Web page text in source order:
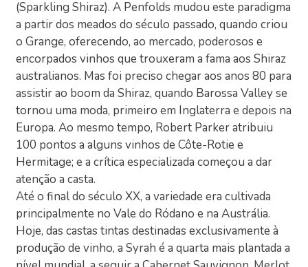
(Sparkling Shiraz). A Penfolds mudou este paradigma
a partir dos meados do século passado, quando criou
o Grange, oferecendo, ao mercado, poderosos e
encorpados vinhos que trouxeram a fama aos Shiraz
australianos. Mas foi preciso chegar aos anos 80 para
assistir ao boom da Shiraz, quando Barossa Valley se
tornou uma moda, primeiro em Inglaterra e depois na
Europa. Ao mesmo tempo, Robert Parker atribuiu
100 pontos a alguns vinhos de Côte-Rotie e
Hermitage; e a crítica especializada começou a dar
atenção a casta.
Até o final do século XX, a variedade era cultivada
principalmente no Vale do Ródano e na Austrália.
Hoje, das castas tintas destinadas exclusivamente à
produção de vinho, a Syrah é a quarta mais plantada a